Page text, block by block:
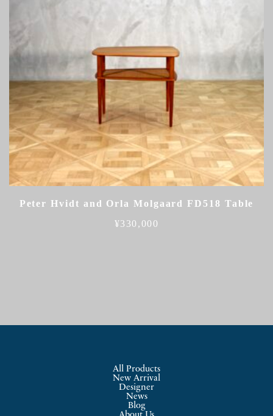
Peter Hvidt and Orla Molgaard FD518 Table
¥330,000
All Products
New Arrival
Designer
News
Blog